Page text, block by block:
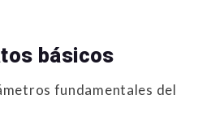
básicos
fundamentales del